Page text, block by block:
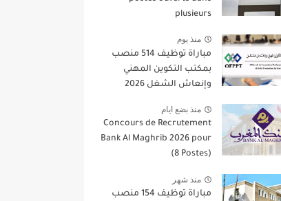
plusieurs
منذ يوم
مباراة توظيف 514 منصب
بمكتب التكوين المهني
وإنعاش الشغل 2026
منذ بضع ايام
Concours de Recrutement
Bank Al Maghrib 2026 pour
(8 Postes)
منذ شهر
مباراة توظيف 154 منصب